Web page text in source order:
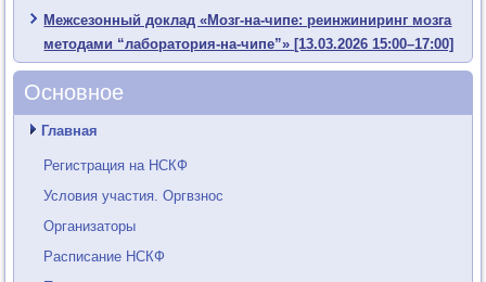
Межсезонный доклад «Мозг-на-чипе: реинжиниринг мозга
методами “лаборатория-на-чипе”» [13.03.2026 15:00–17:00]
Основное
Главная
Регистрация на НСКФ
Условия участия. Оргвзнос
Организаторы
Расписание НСКФ